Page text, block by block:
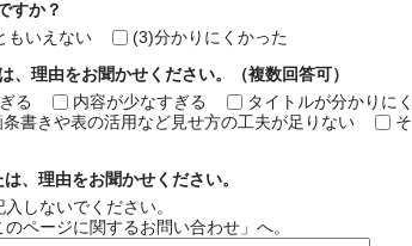
すか？
もいえない (3)分かりにくかった
理由をお聞かせください。（複数回答可）
る 内容が少なすぎる
タイトルが分かりにく
条書きや表の活用など見せ方の工夫が足りない
そ
、理由をお聞かせください。
しないでください。
ページに関するお問い合わせ」へ。